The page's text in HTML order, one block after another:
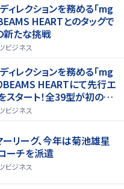
ィレクションを務める「mg
HEARTとのタッグで
新たな挑戦
ビジネス
ィレクションを務める「mg
BEAMS HEARTにて先行エ
スタート！全39型が初の実
トークショーも！
ビジネス
リーグ、今年は菊池雄星
ーチを派遣
ビジネス